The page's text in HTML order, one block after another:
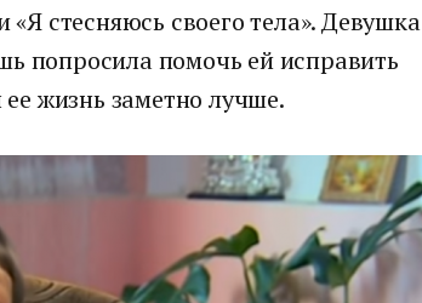
стесняюсь своего тела». Девушка
попросила помочь ей исправить
жизнь заметно лучше.